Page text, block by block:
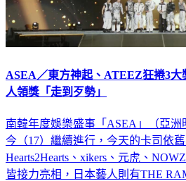
ASEA／東方神起、ATEEZ狂捲3
人領獎「走到歹勢」
南韓年度娛樂盛事「ASEA」（亞
今（17）繼續進行，今天的卡司依
Hearts2Hearts、xikers、元虎、
皆接力亮相，日本藝人則有THE